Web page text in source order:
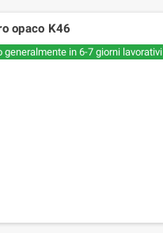
opaco K46
generalmente in 6-7 giorni lavorativi